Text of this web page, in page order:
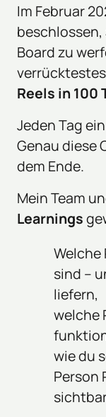
Im Februar
beschlossen,
Board zu
Reels in 100
Jeden Tag
Genau diese
dem Ende.
Mein Team
Learnings
Welche
sind –
liefern,
welche
wie du
Person